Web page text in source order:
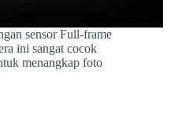
sensor Full-frame
ini sangat cocok
menangkap foto